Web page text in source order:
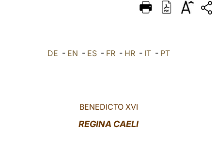
ITALIANO
DE - EN - ES- FR- HR- IT- PT
BENEDICTO XVI
REGINA CAELI